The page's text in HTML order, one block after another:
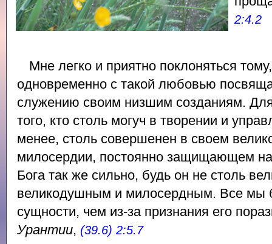
2:4.2
Мне легко и приятно поклоняться
одновременно с такой любовью
служению своим низшим созданиям.
того, кто столь могуч в творении и
менее, столь совершенен в своем
милосердии, постоянно защищающем
Бога так же сильно, будь он не столь
великодушным и милосердным. Все мы
сущности, чем из-за признания его
Урантии, (39.6) 2:5.7